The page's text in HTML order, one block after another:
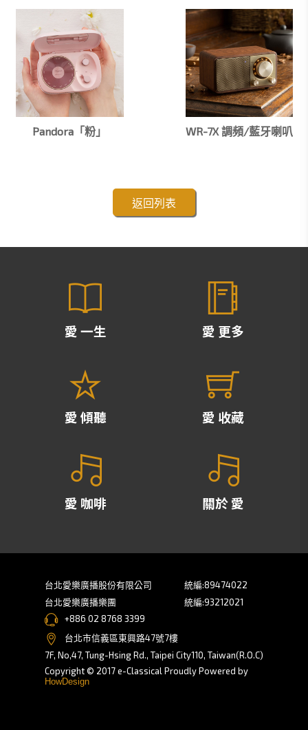
Pandora「粉」 WR-7X 調頻/藍牙喇叭
返回列表
愛 一生 愛 更多
愛 傾聽 愛 收藏
愛 咖啡 關於 愛
台北愛樂廣播股份有限公司
統編:89474022
台北愛樂廣播樂團
統編:93212021
+886 02 8768 3399
台北市信義區東興路47號7樓
7F, No,47, Tung-Hsing Rd., Taipei City110, Taiwan(R.O.C)
Copyright © 2017 e-Classical Proudly Powered by
HowDesign